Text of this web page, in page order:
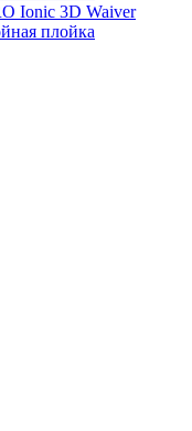
Ionic 3D Waiver
плойка